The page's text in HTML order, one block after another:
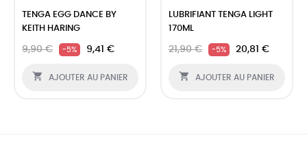
TENGA EGG DANCE BY
KEITH HARING
9,90 € -5% 9,41 €
 AJOUTER AU PANIER
LUBRIFIANT TENGA LIGHT
170ML
21,90 € -5% 20,81 €
 AJOUTER AU PANIER